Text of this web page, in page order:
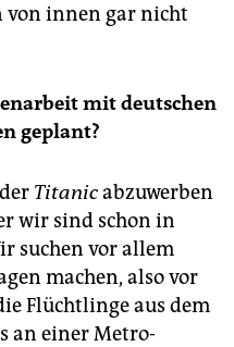
von innen gar nicht
mit deutschen
geplant?
Titanicabzuwerben
wir sind schon in
suchen vor allem
machen, also vor
Flüchtlinge aus dem
an einer Metro-